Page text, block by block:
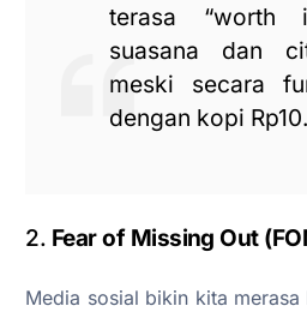
terasa “worth
suasana dan
meski secara
dengan kopi
2. Fear of Missing Out
Media sosial bikin kita